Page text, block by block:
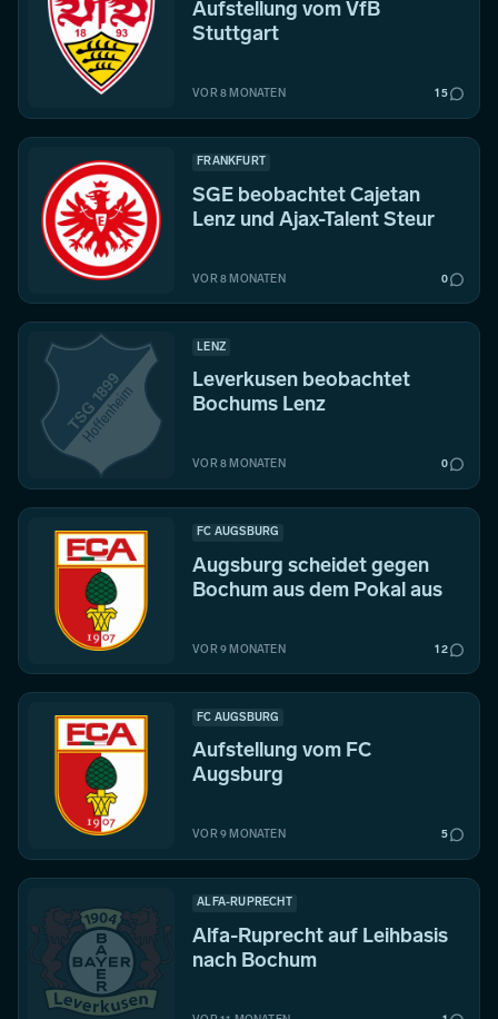
Aufstellung vom VfB
Stuttgart
VOR 8 MONATEN 15
FRANKFURT
SGE beobachtet Cajetan
Lenz und Ajax-Talent Steur
VOR 8 MONATEN 0
LENZ
Leverkusen beobachtet
Bochums Lenz
VOR 8 MONATEN 0
FC AUGSBURG
Augsburg scheidet gegen
Bochum aus dem Pokal aus
VOR 9 MONATEN 12
FC AUGSBURG
Aufstellung vom FC
Augsburg
VOR 9 MONATEN 5
ALFA-RUPRECHT
Alfa-Ruprecht auf Leihbasis
nach Bochum